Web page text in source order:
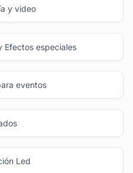
y video
Efectos especiales
eventos
Led